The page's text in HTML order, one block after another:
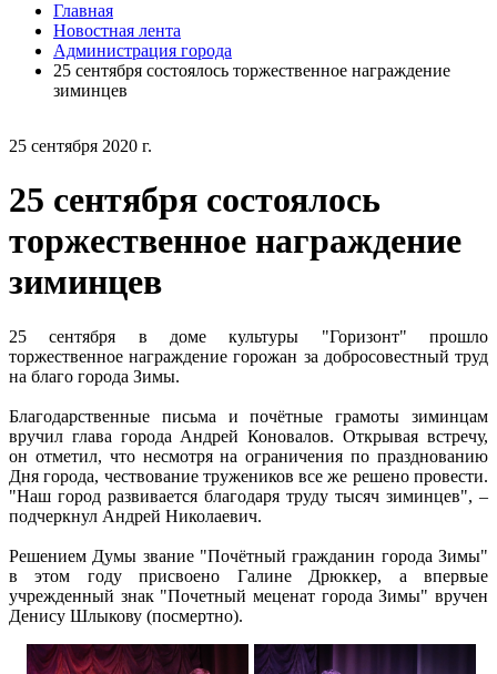
25 сентября 2020 г.
25 сентября состоялось
торжественное награждение
зиминцев
25 сентября в доме культуры "Горизонт" прошло
торжественное награждение горожан за добросовестный труд
на благо города Зимы.
Благодарственные письма и почётные грамоты зиминцам
вручил глава города Андрей Коновалов. Открывая встречу,
он отметил, что несмотря на ограничения по празднованию
Дня города, чествование тружеников все же решено провести.
"Наш город развивается благодаря труду тысяч зиминцев", –
подчеркнул Андрей Николаевич.
Решением Думы звание "Почётный гражданин города Зимы"
в этом году присвоено Галине Дрюккер, а впервые
учрежденный знак "Почетный меценат города Зимы" вручен
Денису Шлыкову (посмертно).
Главная
Новостная лента
Администрация города
25 сентября состоялось торжественное награждение
зиминцев